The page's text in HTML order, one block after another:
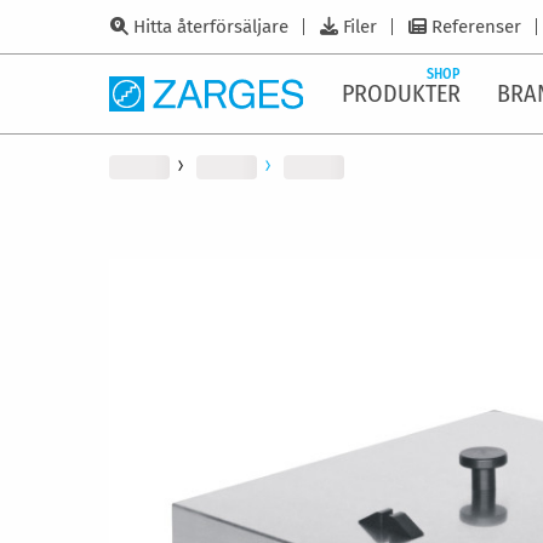
Hitta återförsäljare Filer Referenser
PRODUKTER
SHOP